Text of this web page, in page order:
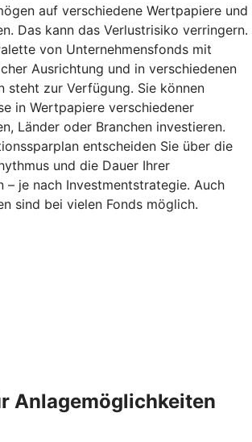
auf verschiedene Wertpapiere und
Das kann das Verlustrisiko verringern.
von Unternehmensfonds mit
Ausrichtung und in verschiedenen
steht zur Verfügung. Sie können
in Wertpapiere verschiedener
Länder oder Branchen investieren.
entscheiden Sie über die
und die Dauer Ihrer
– je nach Investmentstrategie. Auch
sind bei vielen Fonds möglich.
Anlagemöglichkeiten